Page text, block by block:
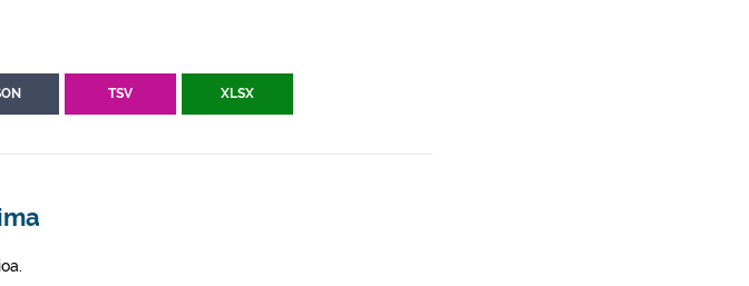
TSV XLSX